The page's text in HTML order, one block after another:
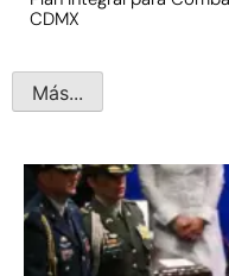
CDMX
Más...